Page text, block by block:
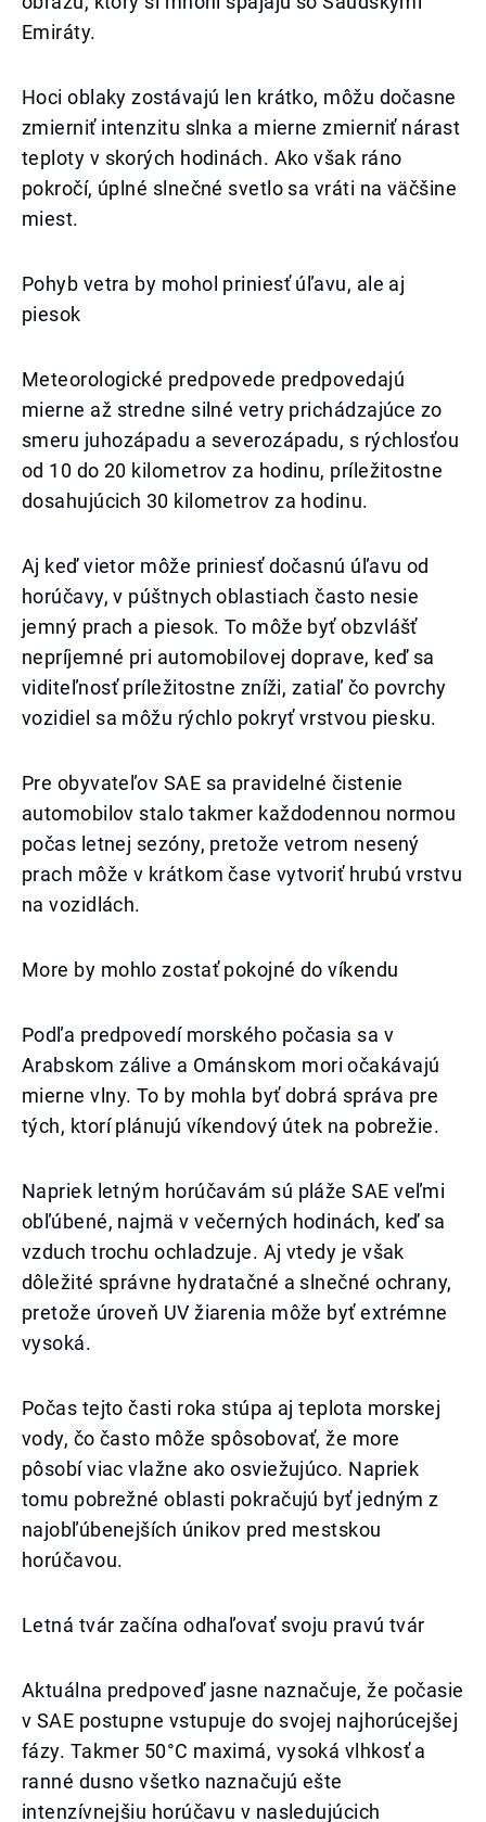
Emiráty.
Hoci oblaky zostávajú len krátko, môžu dočasne
zmierniť intenzitu slnka a mierne zmierniť nárast
teploty v skorých hodinách. Ako však ráno
pokročí, úplné slnečné svetlo sa vráti na väčšine
miest.
Pohyb vetra by mohol priniesť úľavu, ale aj
piesok
Meteorologické predpovede predpovedajú
mierne až stredne silné vetry prichádzajúce zo
smeru juhozápadu a severozápadu, s rýchlosťou
od 10 do 20 kilometrov za hodinu, príležitostne
dosahujúcich 30 kilometrov za hodinu.
Aj keď vietor môže priniesť dočasnú úľavu od
horúčavy, v púštnych oblastiach často nesie
jemný prach a piesok. To môže byť obzvlášť
nepríjemné pri automobilovej doprave, keď sa
viditeľnosť príležitostne zníži, zatiaľ čo povrchy
vozidiel sa môžu rýchlo pokryť vrstvou piesku.
Pre obyvateľov SAE sa pravidelné čistenie
automobilov stalo takmer každodennou normou
počas letnej sezóny, pretože vetrom nesený
prach môže v krátkom čase vytvoriť hrubú vrstvu
na vozidlách.
More by mohlo zostať pokojné do víkendu
Podľa predpovedí morského počasia sa v
Arabskom zálive a Ománskom mori očakávajú
mierne vlny. To by mohla byť dobrá správa pre
tých, ktorí plánujú víkendový útek na pobrežie.
Napriek letným horúčavám sú pláže SAE veľmi
obľúbené, najmä v večerných hodinách, keď sa
vzduch trochu ochladzuje. Aj vtedy je však
dôležité správne hydratačné a slnečné ochrany,
pretože úroveň UV žiarenia môže byť extrémne
vysoká.
Počas tejto časti roka stúpa aj teplota morskej
vody, čo často môže spôsobovať, že more
pôsobí viac vlažne ako osviežujúco. Napriek
tomu pobrežné oblasti pokračujú byť jedným z
najobľúbenejších únikov pred mestskou
horúčavou.
Letná tvár začína odhaľovať svoju pravú tvár
Aktuálna predpoveď jasne naznačuje, že počasie
v SAE postupne vstupuje do svojej najhorúcejšej
fázy. Takmer 50°C maximá, vysoká vlhkosť a
ranné dusno všetko naznačujú ešte
intenzívnejšiu horúčavu v nasledujúcich